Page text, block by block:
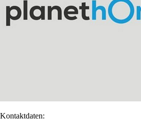
Kontaktdaten: